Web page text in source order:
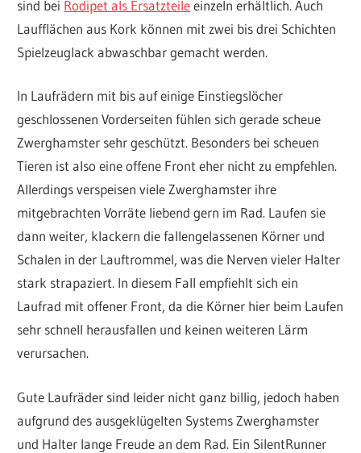
sind bei Rodipet als Ersatzteileeinzeln erhältlich. Auch
Laufflächen aus Kork können mit zwei bis drei Schichten
Spielzeuglack abwaschbar gemacht werden.
In Laufrädern mit bis auf einige Einstiegslöcher
geschlossenen Vorderseiten fühlen sich gerade scheue
Zwerghamster sehr geschützt. Besonders bei scheuen
Tieren ist also eine offene Front eher nicht zu empfehlen.
Allerdings verspeisen viele Zwerghamster ihre
mitgebrachten Vorräte liebend gern im Rad. Laufen sie
dann weiter, klackern die fallengelassenen Körner und
Schalen in der Lauftrommel, was die Nerven vieler Halter
stark strapaziert. In diesem Fall empfiehlt sich ein
Laufrad mit offener Front, da die Körner hier beim Laufen
sehr schnell herausfallen und keinen weiteren Lärm
verursachen.
Gute Laufräder sind leider nicht ganz billig, jedoch haben
aufgrund des ausgeklügelten Systems Zwerghamster
und Halter lange Freude an dem Rad. Ein SilentRunner